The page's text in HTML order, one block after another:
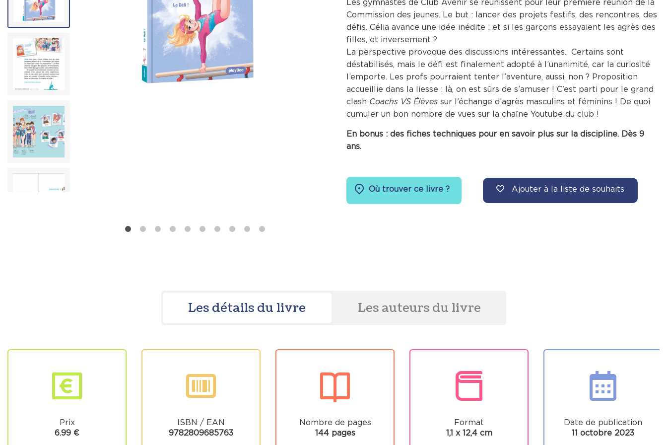
Les gymnastes de Club Avenir se réunissent pour leur première réunion de la
Commission des jeunes. Le but : lancer des projets festifs, des rencontres, des
défis. Célia avance une idée inédite : et si les garçons essayaient les agrès des
filles, et inversement ?
La perspective provoque des discussions intéressantes. Certains sont
déstabilisés, mais le défi est finalement adopté à l’unanimité, car la curiosité
l’emporte. Les profs pourraient tenter l’aventure, aussi, non ? Proposition
accueillie dans la liesse : là, on est sûrs de s’amuser ! C’est parti pour le grand
clash Coachs VS Élèves sur l’échange d’agrès masculins et féminins ! De quoi
cumuler un bon nombre de vues sur la chaîne Youtube du club !
En bonus : des fiches techniques pour en savoir plus sur la discipline. Dès 9
ans.
Où trouver ce livre ? Ajouter à la liste de souhaits
Les détails du livre Les auteurs du livre
Prix
6.99 €
ISBN / EAN
9782809685763
Nombre de pages
144 pages
Format
1,1 x 12,4 cm
Date de publication
11 octobre 2023